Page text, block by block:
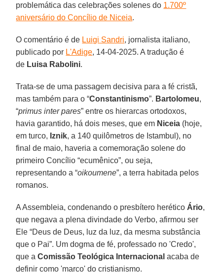
problemática das celebrações solenes do 1.700º
aniversário do Concílio de Niceia.
O comentário é de Luigi Sandri, jornalista italiano,
publicado por L'Adige, 14-04-2025. A tradução é
de Luisa Rabolini.
Trata-se de uma passagem decisiva para a fé cristã,
mas também para o “Constantinismo”. Bartolomeu,
“primus inter pares” entre os hierarcas ortodoxos,
havia garantido, há dois meses, que em Niceia (hoje,
em turco, Iznik, a 140 quilômetros de Istambul), no
final de maio, haveria a comemoração solene do
primeiro Concílio “ecumênico”, ou seja,
representando a “oikoumene”, a terra habitada pelos
romanos.
A Assembleia, condenando o presbítero herético Ário,
que negava a plena divindade do Verbo, afirmou ser
Ele “Deus de Deus, luz da luz, da mesma substância
que o Pai”. Um dogma de fé, professado no 'Credo',
que aComissão Teológica Internacional acaba de
definir como 'marco' do cristianismo.